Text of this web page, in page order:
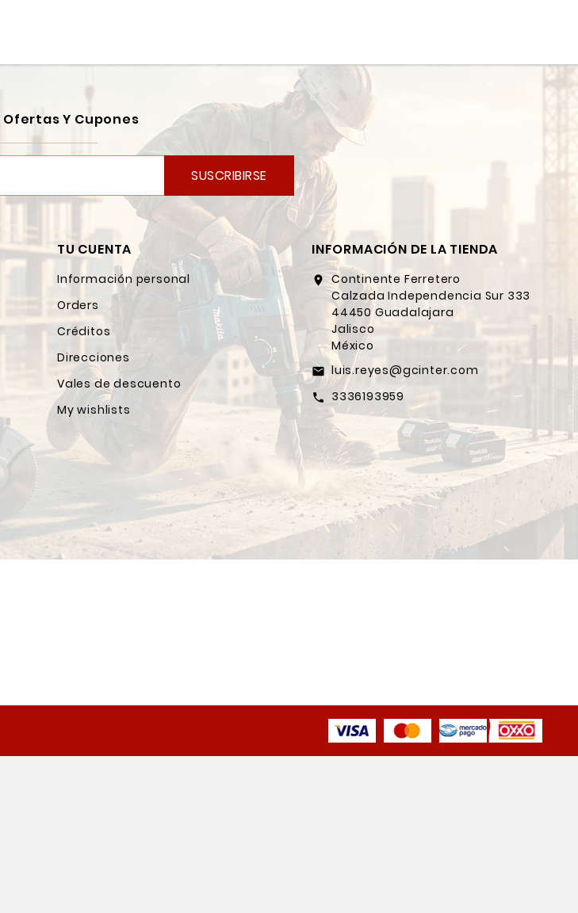
Ofertas Y Cupones
SUSCRIBIRSE
TU CUENTA
Información personal
Orders
Créditos
Direcciones
Vales de descuento
My wishlists
INFORMACIÓN DE LA TIENDA
location_on Continente Ferretero
Calzada Independencia Sur 333
44450 Guadalajara
Jalisco
México
email luis.reyes@gcinter.com
call 3336193959